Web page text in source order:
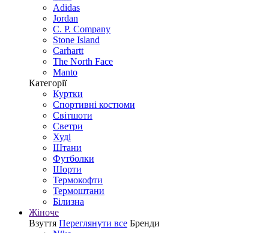
Adidas
Jordan
C. P. Company
Stone Island
Carhartt
The North Face
Manto
Категорії
Куртки
Спортивні костюми
Світшоти
Светри
Худі
Штани
Футболки
Шорти
Термокофти
Термоштани
Білизна
Жіноче
Взуття Переглянути все Бренди